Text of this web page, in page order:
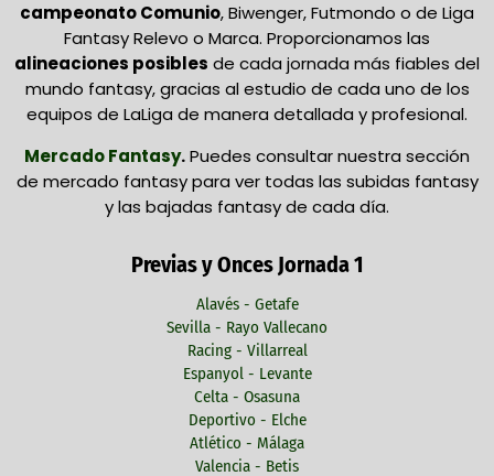
campeonato Comunio, Biwenger, Futmondo o de Liga
Fantasy Relevo o Marca. Proporcionamos las
alineaciones posibles de cada jornada más fiables del
mundo fantasy, gracias al estudio de cada uno de los
equipos de LaLiga de manera detallada y profesional.
Mercado Fantasy.Puedes consultar nuestra sección
de mercado fantasy para ver todas las subidas fantasy
y las bajadas fantasy de cada día.
Previas y Onces Jornada 1
Alavés - Getafe
Sevilla - Rayo Vallecano
Racing - Villarreal
Espanyol - Levante
Celta - Osasuna
Deportivo - Elche
Atlético - Málaga
Valencia - Betis